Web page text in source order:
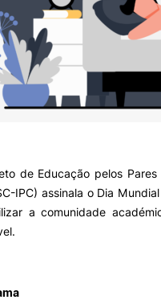
de Educação pelos
IPC) assinala o Dia
a comunidade